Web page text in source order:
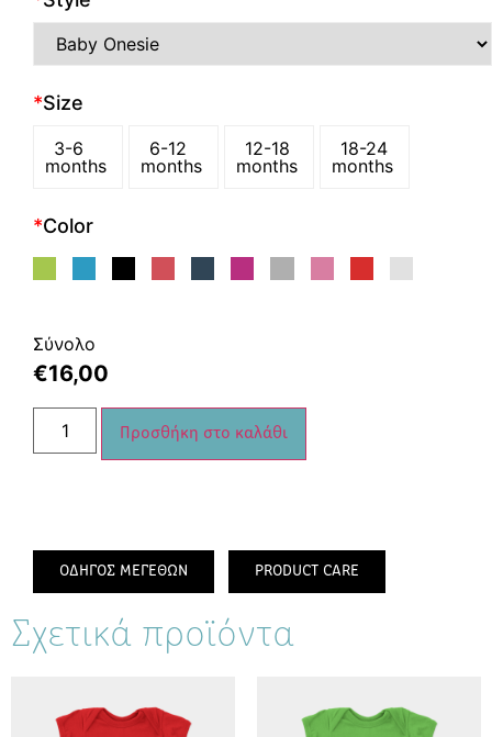
*Size
3-6
months
6-12
months
12-18
months
18-24
months
*Color
Σύνολο
€16,00
Προσθήκη στο καλάθι
ΟΔΗΓΟΣ ΜΕΓΕΘΩΝ PRODUCT CARE
Σχετικά προϊόντα